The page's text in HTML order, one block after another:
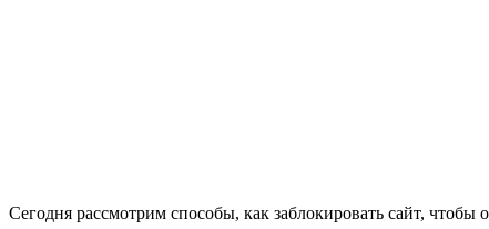
Сегодня рассмотрим способы, как заблокировать сайт, чтобы